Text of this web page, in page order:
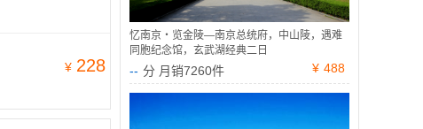
¥ 228
忆南京・览金陵—南京总统府，中山陵，遇难
同胞纪念馆，玄武湖经典二日
-- 分 月销7260件 ¥ 488